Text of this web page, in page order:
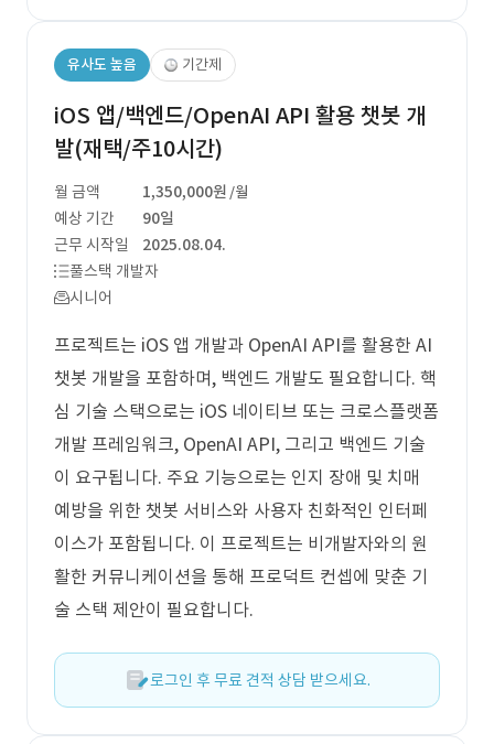
유사도 높음 기간제
iOS 앱/백엔드/OpenAI API 활용 챗봇 개
발(재택/주10시간)
월 금액 1,350,000원 /월
예상 기간
90일
근무 시작일
2025.08.04.
풀스택 개발자
시니어
프로젝트는 iOS 앱 개발과 OpenAI API를 활용한 AI
챗봇 개발을 포함하며, 백엔드 개발도 필요합니다. 핵
심 기술 스택으로는 iOS 네이티브 또는 크로스플랫폼
개발 프레임워크, OpenAI API, 그리고 백엔드 기술
이 요구됩니다. 주요 기능으로는 인지 장애 및 치매
예방을 위한 챗봇 서비스와 사용자 친화적인 인터페
이스가 포함됩니다. 이 프로젝트는 비개발자와의 원
활한 커뮤니케이션을 통해 프로덕트 컨셉에 맞춘 기
술 스택 제안이 필요합니다.
로그인 후 무료 견적 상담 받으세요.